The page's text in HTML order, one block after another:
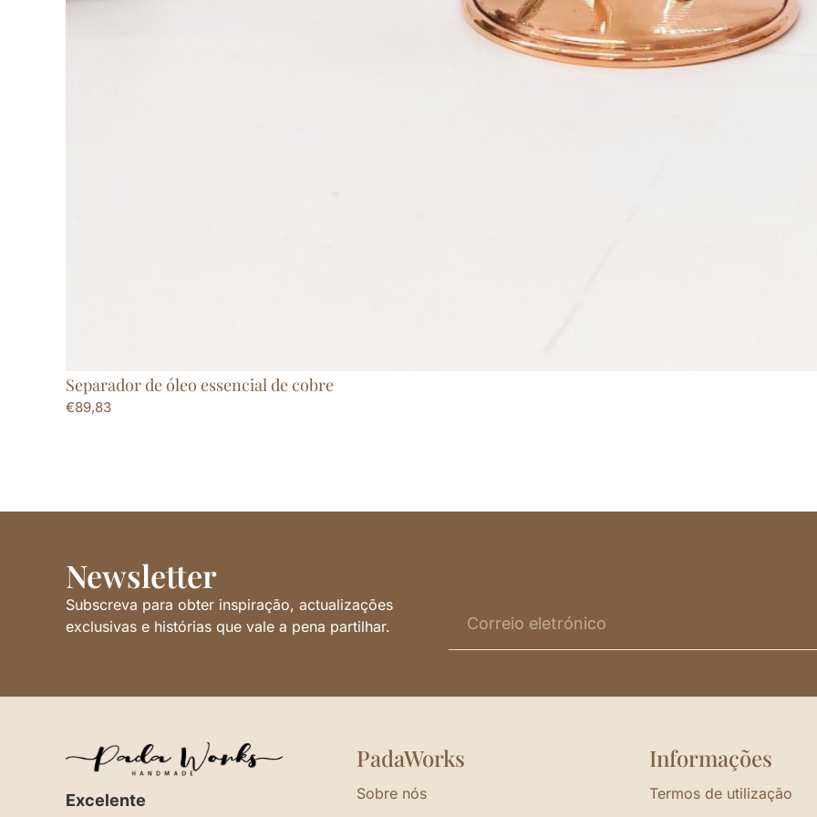
Separador de óleo essencial de cobre
€89,83
Newsletter
Subscreva para obter inspiração, actualizações
exclusivas e histórias que vale a pena partilhar.
Excelente
PadaWorks
Sobre nós
Informações
Termos de utilização